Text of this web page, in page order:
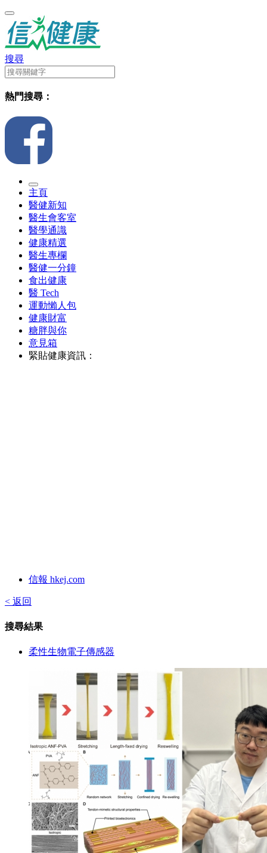
搜尋
熱門搜尋：
主頁
醫健新知
醫生會客室
醫學通識
健康精選
醫生專欄
醫健一分鐘
食出健康
醫 Tech
運動懶人包
健康財富
糖胖與你
意見箱
緊貼健康資訊：
信報 hkej.com
< 返回
搜尋結果
柔性生物電子傳感器